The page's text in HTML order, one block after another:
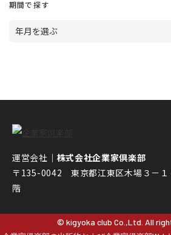
期間で探す
年月を選ぶ
運営会社｜ 株式会社企業家倶楽部
〒135-0042 東京都江東区木場３－１
階
© kigyoka club Co.,Ltd. All